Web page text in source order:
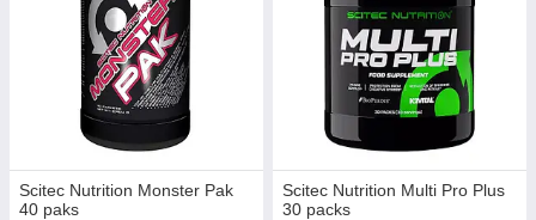
Scitec Nutrition Monster Pak
40 paks
Scitec Nutrition Multi Pro Plus
30 packs